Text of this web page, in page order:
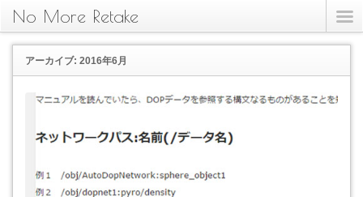
No More Retake
アーカイブ: 2016年6月